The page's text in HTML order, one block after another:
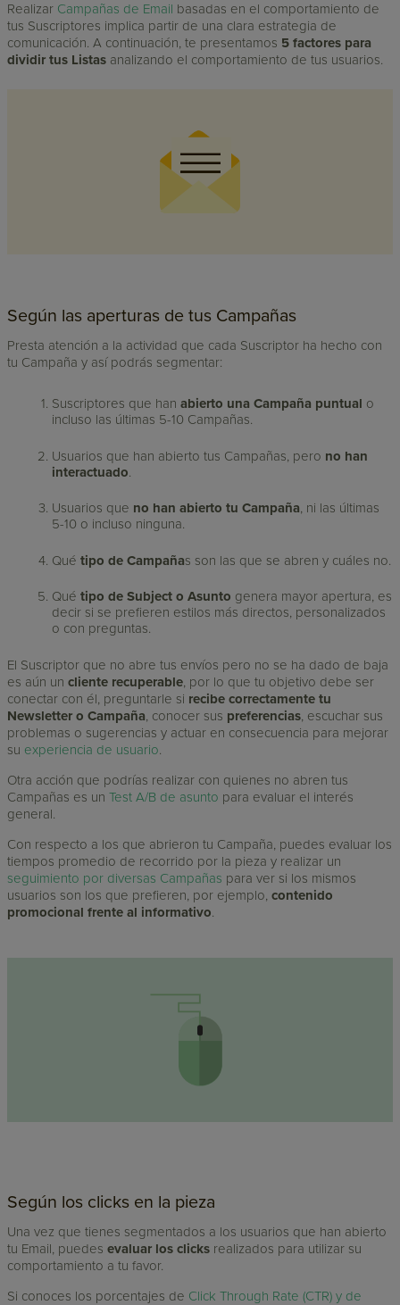
Realizar Campañas de Email basadas en el comportamiento de
tus Suscriptores implica partir de una clara estrategia de
comunicación. A continuación, te presentamos 5 factores para
dividir tus Listas analizando el comportamiento de tus usuarios.
Según las aperturas de tus Campañas
Presta atención a la actividad que cada Suscriptor ha hecho con
tu Campaña y así podrás segmentar:
Suscriptores que hanabierto una Campaña puntual o
incluso las últimas 5-10 Campañas.
Usuarios que han abierto tus Campañas, pero no han
interactuado.
Usuarios que no han abierto tu Campaña, ni las últimas
5-10 o incluso ninguna.
Qué tipo de Campañas son las que se abren y cuáles no.
Quétipo de Subject o Asunto genera mayor apertura, es
decir si se prefieren estilos más directos, personalizados
o con preguntas.
El Suscriptor que no abre tus envíos pero no se ha dado de baja
es aún uncliente recuperable, por lo que tu objetivo debe ser
conectar con él, preguntarle si recibe correctamente tu
Newsletter o Campaña, conocer sus preferencias, escuchar sus
problemas o sugerencias y actuar en consecuencia para mejorar
su experiencia de usuario.
Otra acción que podrías realizar con quienes no abren tus
Campañas es unTest A/B de asunto para evaluar el interés
general.
Con respecto a los que abrieron tu Campaña, puedes evaluar los
tiempos promedio de recorrido por la pieza y realizar un
seguimiento por diversas Campañas para ver si los mismos
usuarios son los que prefieren, por ejemplo,contenido
promocional frente al informativo.
Según los clicks en la pieza
Una vez que tienes segmentados a los usuarios que han abierto
tu Email, puedesevaluar los clicks realizados para utilizar su
comportamiento a tu favor.
Si conoces los porcentajes de Click Through Rate (CTR) y de